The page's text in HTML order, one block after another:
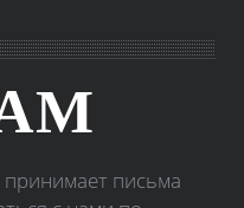
принимает письма